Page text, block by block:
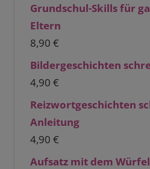
Grundschul-Skills für
Eltern
8,90 €
Bildergeschichten
4,90 €
Reizwortgeschichten
Anleitung
4,90 €
Aufsatz mit dem